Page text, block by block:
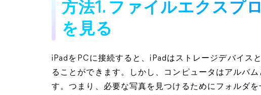
方法1. ファイルエクスプ
を見る
iPadをPCに接続すると、iPadはストレージデバイス
ることができます。しかし、コンピュータはアルバ
す。つまり、必要な写真を見つけるためにフォルダ